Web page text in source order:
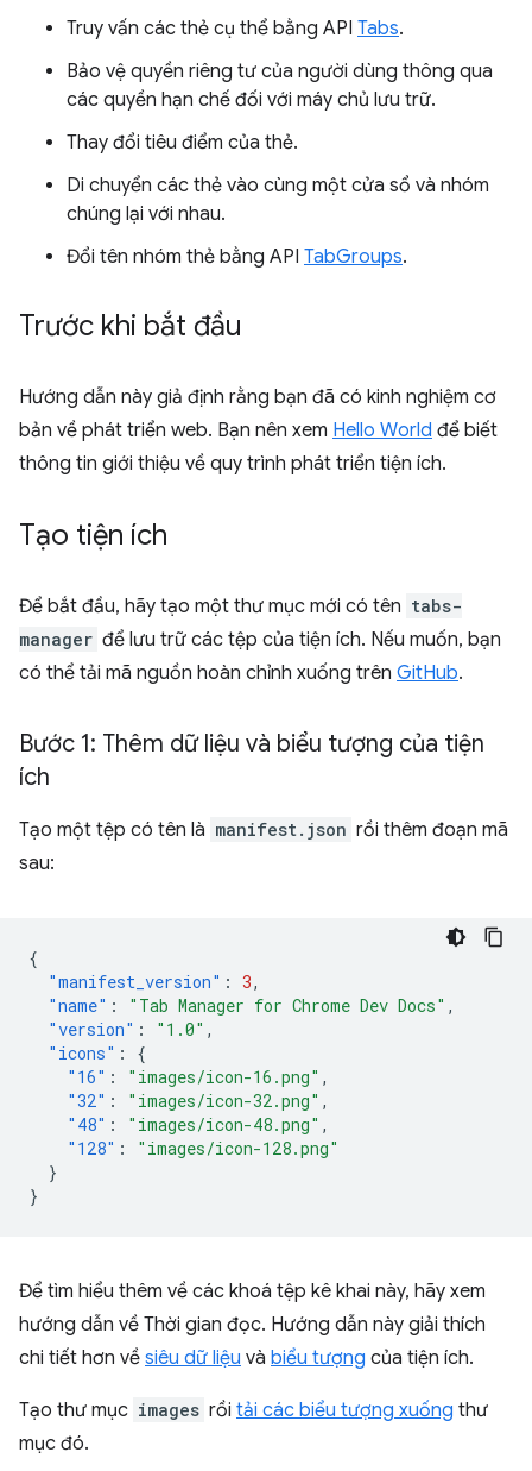
Truy vấn các thẻ cụ thể bằng API Tabs.
Bảo vệ quyền riêng tư của người dùng thông qua
các quyền hạn chế đối với máy chủ lưu trữ.
Thay đổi tiêu điểm của thẻ.
Di chuyển các thẻ vào cùng một cửa sổ và nhóm
chúng lại với nhau.
Đổi tên nhóm thẻ bằng API TabGroups.
Trước khi bắt đầu
Hướng dẫn này giả định rằng bạn đã có kinh nghiệm cơ
bản về phát triển web. Bạn nên xem Hello World để biết
thông tin giới thiệu về quy trình phát triển tiện ích.
Tạo tiện ích
Để bắt đầu, hãy tạo một thư mục mới có tên tabs-
manager để lưu trữ các tệp của tiện ích. Nếu muốn, bạn
có thể tải mã nguồn hoàn chỉnh xuống trên GitHub.
Bước 1: Thêm dữ liệu và biểu tượng của tiện
ích
Tạo một tệp có tên là manifest.json rồi thêm đoạn mã
sau:
{
"manifest_version" : 3,
"name" : "Tab Manager for Chrome Dev Docs" ,
"version" : "1.0" ,
"icons" :
{
"16" : "images/icon-16.png" ,
"32" : "images/icon-32.png" ,
"48" : "images/icon-48.png" ,
"128" :
"images/icon-128.png"
}
}
Để tìm hiểu thêm về các khoá tệp kê khai này, hãy xem
hướng dẫn về Thời gian đọc. Hướng dẫn này giải thích
chi tiết hơn về siêu dữ liệu và biểu tượng của tiện ích.
Tạo thư mục images rồi tải các biểu tượng xuống thư
mục đó.